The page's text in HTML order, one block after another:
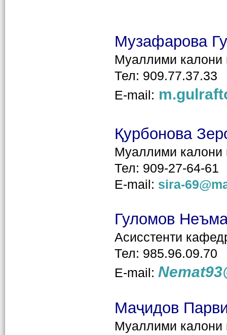
Музафарова
Муаллими калони
Тел: 909.77.37.33
E-mail:
Қурбонова
Муаллими калони
Тел: 909-27-64-61
E-mail: sira-
Гуломов
Асисстенти
Тел: 985.96.09.70
E-mail:
Маҷидов
Муаллими калони